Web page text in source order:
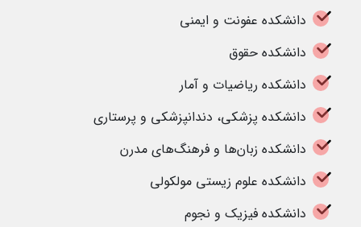
دانشکده عفونت و ایمنی
دانشکده حقوق
دانشکده ریاضیات و آمار
دانشکده پزشکی، دندانپزشکی و پرستاری
دانشکده زبان‌ها و فرهنگ‌های مدرن
دانشکده علوم زیستی مولکولی
دانشکده فیزیک و نجوم